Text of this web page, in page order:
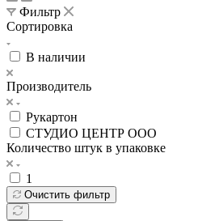
Фильтр
Сортировка
В наличии
Производитель
Рукартон
СТУДИО ЦЕНТР ООО
Количество штук в упаковке
1
Очистить фильтр